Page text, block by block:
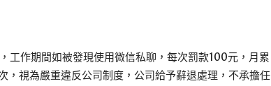
工作期間如被發現使用微信私聊，每次罰款100元，月累
視為嚴重違反公司制度，公司給予辭退處理，不承擔任